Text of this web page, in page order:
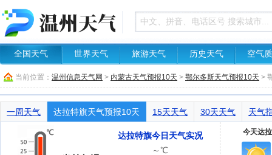
全国天气 世界天气 旅游天气 历史天气 空气
当前位置： 温州信息天气网 > 内蒙古天气预报10天 > 鄂尔多斯天气预报10天 >
一周天气 达拉特旗天气预报10天 15天天气 30天天气 天气
达拉特旗今日天气实况
～℃
今天达